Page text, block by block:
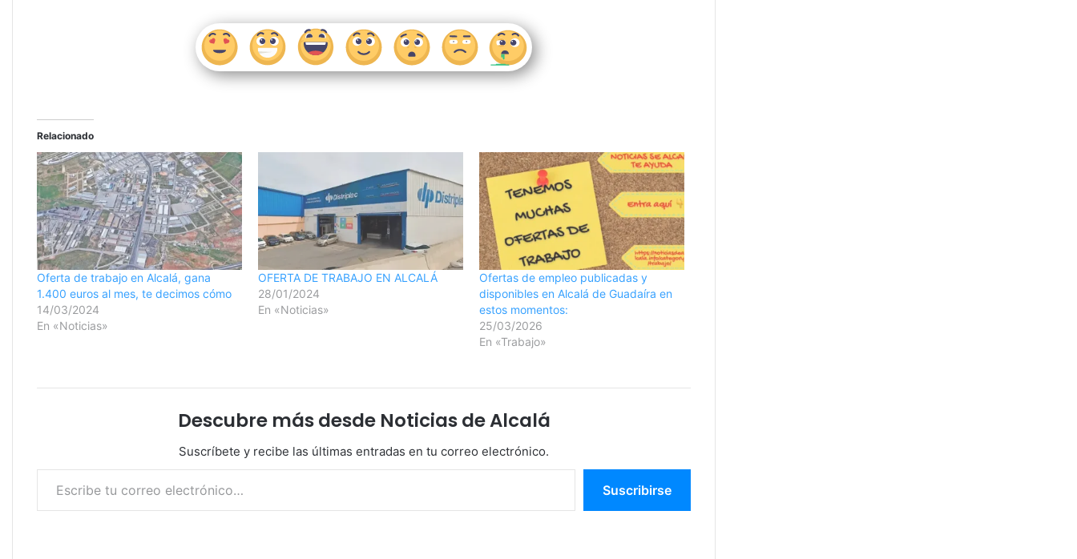
Relacionado
Oferta de trabajo en Alcalá, gana
1.400 euros al mes, te decimos cómo
14/03/2024
En «Noticias»
OFERTA DE TRABAJO EN ALCALÁ
28/01/2024
En «Noticias»
Ofertas de empleo publicadas y
disponibles en Alcalá de Guadaíra en
estos momentos:
25/03/2026
En «Trabajo»
Descubre más desde Noticias de Alcalá
Suscríbete y recibe las últimas entradas en tu correo electrónico.
Escribe tu correo electrónico…
Suscribirse